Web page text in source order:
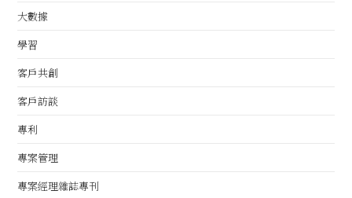
大數據
學習
客戶共創
客戶訪談
專利
專案管理
專案經理雜誌專刊